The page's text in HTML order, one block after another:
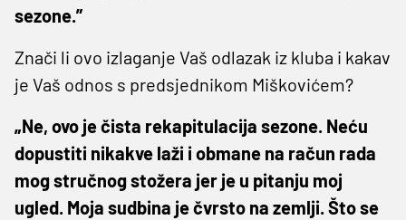
sezone.”
Znači li ovo izlaganje Vaš odlazak iz kluba i kakav
je Vaš odnos s predsjednikom Miškovićem?
„Ne, ovo je čista rekapitulacija sezone. Neću
dopustiti nikakve laži i obmane na račun rada
mog stručnog stožera jer je u pitanju moj
ugled. Moja sudbina je čvrsto na zemlji. Što se